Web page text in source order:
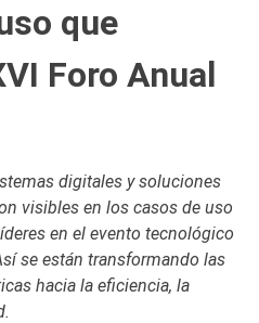
que
Foro Anual
digitales y soluciones
visibles en los casos de uso
en el evento tecnológico
se están transformando las
hacia la eficiencia, la